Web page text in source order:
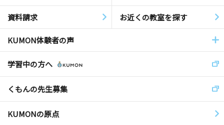
資料請求 お近くの教室を探す
KUMON体験者の声
学習中の方へ
くもんの先生募集
KUMONの原点